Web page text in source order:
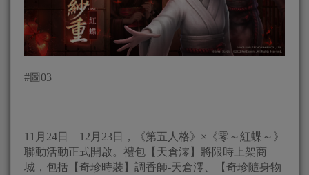
#圖03
11月24日 – 12月23日，《第五人格》×《零～紅蝶～》
聯動活動正式開啟。禮包【天倉澪】將限時上架商
城，包括【奇珍時裝】調香師-天倉澪、【奇珍隨身物